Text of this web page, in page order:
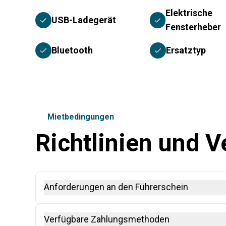
USB-Ladegerät
Elektrische
Fensterheber
Bluetooth Ersatztyp
Mietbedingungen
Richtlinien und
Anforderungen an den Führerschein
Ein Internationaler Führerschein (IDP), zusammen
Verfügbare Zahlungsmethoden